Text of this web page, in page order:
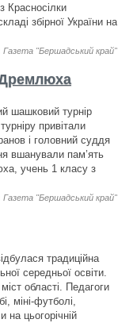
Красносілки
збірної України на
Газета "Бершадський край"
Дремлюха
шашковий турнір
привітали
і головний суддя
вшанували пам’ять
учень 1 класу з
Газета "Бершадський край"
традиційна
середньої освіти.
області. Педагоги
міні-футболі,
на цьогорічній